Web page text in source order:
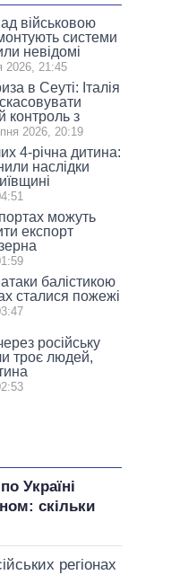
військовою
системи
невідомі
2026, 21:45
в Сеуті: Італія
контроль з
2026, 20:19
4-річна дитина:
наслідки
можуть
експорт
балістикою
сталися пожежі
російську
троє людей,
Україні
скільки
регіонах